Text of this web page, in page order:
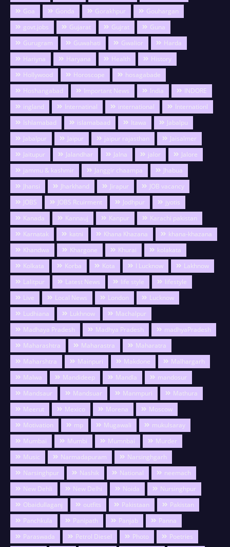
Goa
Gonda Gorakhpur
Gouhargan
govt.jobs
Gujarat Gujrat
Guna
Gurugram
Guwahati Gwalior
Harda
Hariyna
Haryana Health
History
Hollywood
Horoscope
hosagabade
Hoshangabad
Important News India
INDORE
ingland
Internatinal international
Internationl
Ishlamabad
islamabaad Itawa
Jabalpu
Jabalpur
Jaipur jaipur rajasthan
Jaisalmer
Jaitupur
Jalandhar Jalna jalor
Jalore
jammu & kashmir
Janggir chaampa
Jhabua
Jhansi
Jharkhand Jirapur
JOB vacancy
JOBS
JOBS Rcuirment Jodhpur
jyotis
Kanada
Kannauj Kanpur
Karachi pakistan
Karnatak
katni Khana Khazana
khana-khazana
Khandwa
Khargone Khurai
kolakata
Kolkata
Korba Kota l Lucknow
Lakhnow
Lalitpur
Latest News life style
lifestyle
Live
Local News London
Lucknow
Ludhiana
Lukhnow
Machalpur
Madhaya Pradesh
Madhya Pradesh
madhyaPradesh
Maharashtra
Maharastra
Maharatra
Maharshtra
Mainpuri Makdone
Malhargarh
Malwa
Mandideep Mandla
mandosur
Mandsaur
Mandsuar Manmpuri
Mathura
Meerut
Mexico Morena
Moscow
Motivation
mp Mugawali
mukulsaray
Mumbai
Mumbi Mumnbai
Murder
Music
Narmadapuram
Narsinghgarh
Narsinghpur
Nashik National
neemach
New Dehli
New Delhi Noida
Nursinghpur
Obaidullaganj
outfits Pakistaan
Pakistan
Panchkula
Panipath Panjab
Panna
Paraswada
Petrol Diesel Photo
Poetries